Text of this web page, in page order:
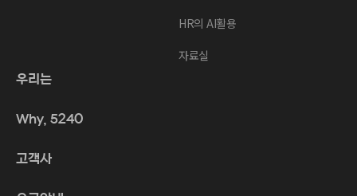
HR의 AI활용
자료실
우리는
Why, 5240
고객사